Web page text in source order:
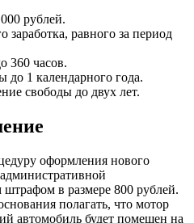
рублей.
заработка, равного за период
360 часов.
до 1 календарного года.
свободы до двух лет.
оформления нового
в размере 800 рублей.
полагать, что мотор
автомобиль будет помещен на